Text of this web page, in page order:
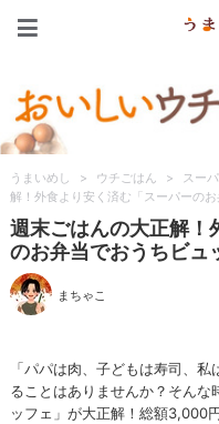
うまいめし > ウチごはん > スー
解！外食より安く済む「スーパーの
週末ごはんの大正解！
のお弁当でおうちビュ
まちゃこ
「パパは肉、子どもは寿司、
ることはありませんか？そんな
ッフェ」が大正解！総額3,000